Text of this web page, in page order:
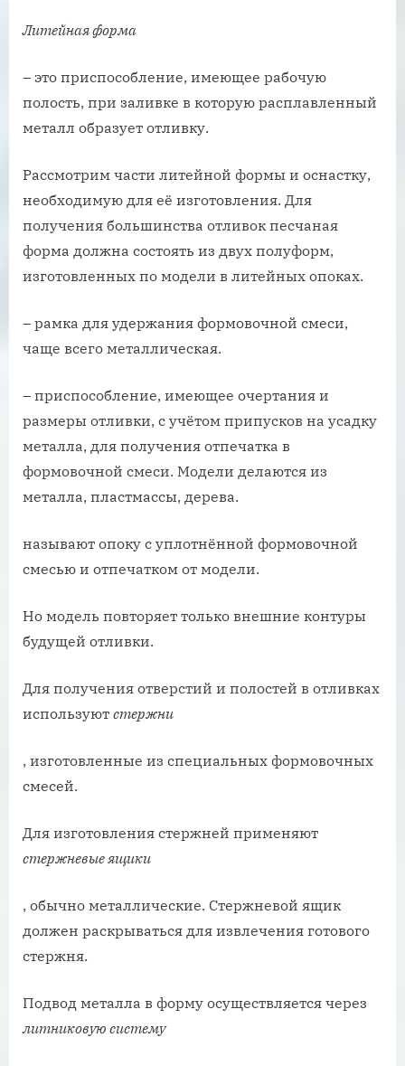
Литейная форма
– это приспособление, имеющее рабочую
полость, при заливке в которую расплавленный
металл образует отливку.
Рассмотрим части литейной формы и оснастку,
необходимую для её изготовления. Для
получения большинства отливок песчаная
форма должна состоять из двух полуформ,
изготовленных по модели в литейных опоках.
– рамка для удержания формовочной смеси,
чаще всего металлическая.
– приспособление, имеющее очертания и
размеры отливки, с учётом припусков на усадку
металла, для получения отпечатка в
формовочной смеси. Модели делаются из
металла, пластмассы, дерева.
называют опоку с уплотнённой формовочной
смесью и отпечатком от модели.
Но модель повторяет только внешние контуры
будущей отливки.
Для получения отверстий и полостей в отливках
используют стержни
, изготовленные из специальных формовочных
смесей.
Для изготовления стержней применяют
стержневые ящики
, обычно металлические. Стержневой ящик
должен раскрываться для извлечения готового
стержня.
Подвод металла в форму осуществляется через
литниковую систему